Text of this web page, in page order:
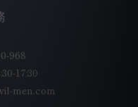
968
17:30
men.com